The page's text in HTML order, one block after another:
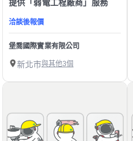
提供「弱電工程廠商」服務
洽談後報價
堡喬國際實業有限公司
新北市與其他3個